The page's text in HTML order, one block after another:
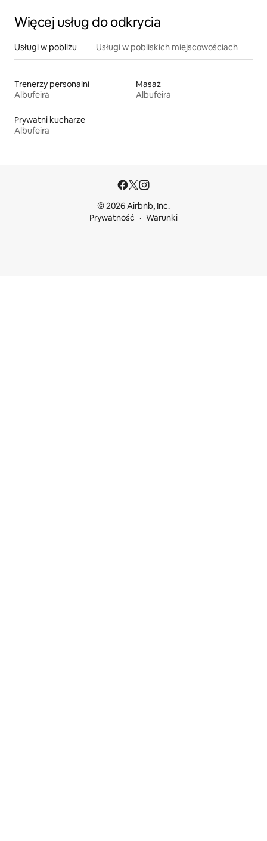
Więcej usług do odkrycia
Usługi w pobliżu Usługi w pobliskich miejscowościach
Trenerzy personalni
Albufeira
Masaż
Albufeira
Prywatni kucharze
Albufeira
© 2026 Airbnb, Inc.
Prywatność
Warunki